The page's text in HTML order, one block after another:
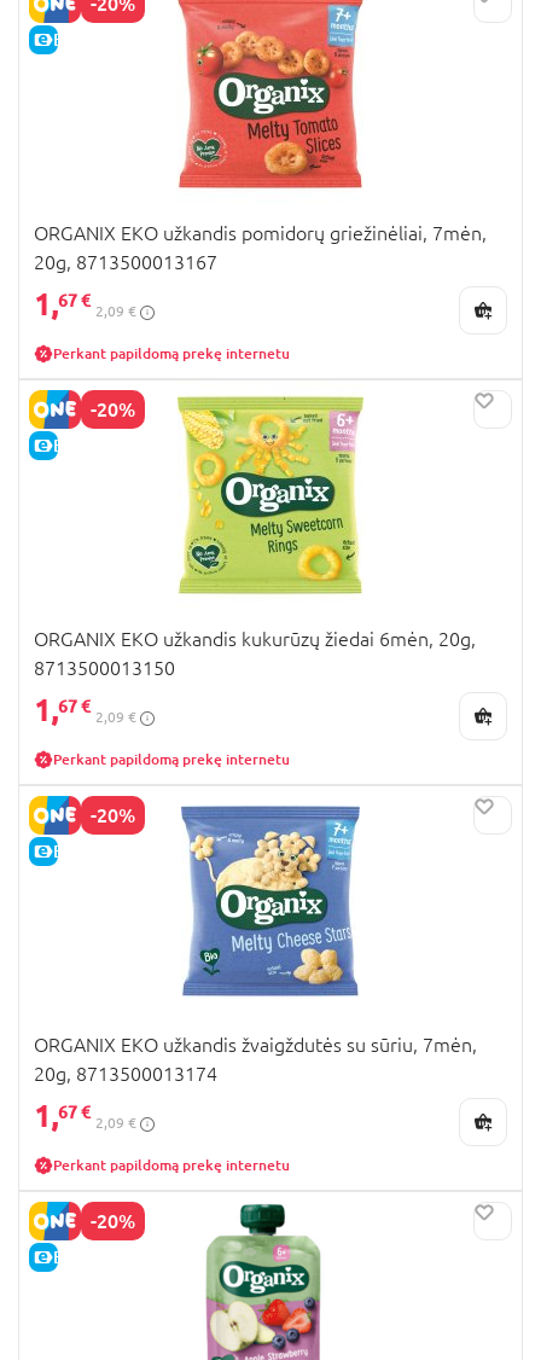
E-KAINA
ORGANIX EKO užkandis pomidorų griežinėliai, 7mėn,
20g, 8713500013167
1,67 €
2,09 €
Perkant papildomą prekę internetu
-20%
E-KAINA
ORGANIX EKO užkandis kukurūzų žiedai 6mėn, 20g,
8713500013150
1,67 €
2,09 €
Perkant papildomą prekę internetu
-20%
E-KAINA
ORGANIX EKO užkandis žvaigždutės su sūriu, 7mėn,
20g, 8713500013174
1,67 €
2,09 €
Perkant papildomą prekę internetu
-20%
E-KAINA